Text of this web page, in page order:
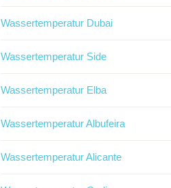
Wassertemperatur Dubai
Wassertemperatur Side
Wassertemperatur Elba
Wassertemperatur Albufeira
Wassertemperatur Alicante